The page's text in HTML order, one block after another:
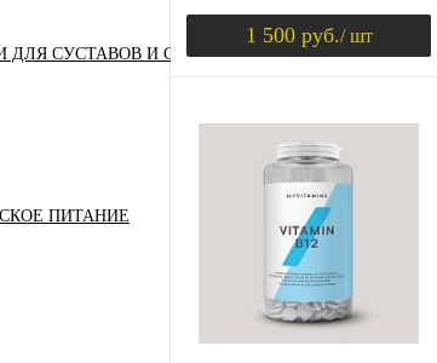
ДЛЯ СУСТАВОВ И СВЯЗОК (ХОНДРОПРОТЕКТОРЫ)
ПИТАНИЕ
1 500 руб./ шт
Купить в 1 клик
Сравнение
Недоступно